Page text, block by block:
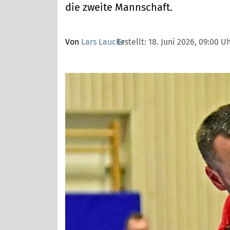
die zweite Mannschaft.
Von Lars LauckeErstellt: 18. Juni 2026, 09:00